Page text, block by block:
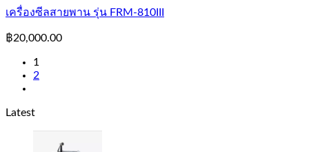
เครื่องซีลสายพาน รุ่น FRM-810III
฿20,000.00
1
2
Latest